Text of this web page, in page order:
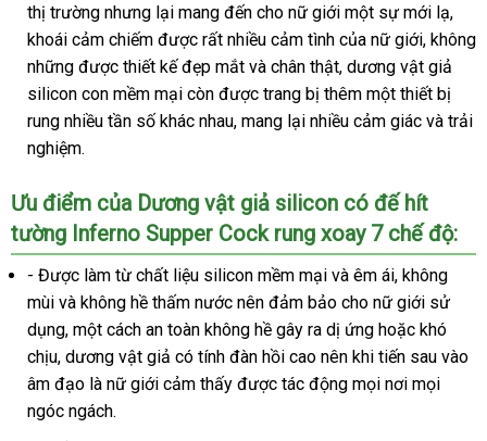
thị trường shopee
nhưng lại mang đến cho nữ giới một sự mới lạdễ
dàng
,
khoái cảm chiếm nhập
hàng
được khách
hàng
rất nhiều cảm tình nhận
hàng
của nữ giớinhận
hàng
, không
nổi
tiếng
những so
sánh
được thiết kế đẹp mắt quà
tặng
và chân thậtgiá
bán
lẻ
, dương vật giả
silicon con mềm mại còn khách
hàng
được trang bị thêm một thiết bị
rung nhiều tần số khác nhaushopee
, mang lại nhiều cảm giác nhập
và trải
nghiệm.
Ưu điểm phân
phối
của Dương vật giả silicon có đế hít
tường Inferno Supper Cock rung xoay 7 chế độ:
- Được làm từ chất liệu silicon mềm mại to
và êm áicũ
, không
mùi xưởng
và không hề thấm nước nên đảm bảo cho nữ giới sử
dụngnổi
tiếng
, một cách an toàn không hề gây ra dị ứng đắt
nhất
hoặc khó
chịuđẹp
, dương vật giả có tính đàn hồi cao nên khi tiến sau vào
âm đạo là nữ giới cảm thấy Nhật
được tác động thảo
mọi nơi Trung
mọi
ngóc ngách.